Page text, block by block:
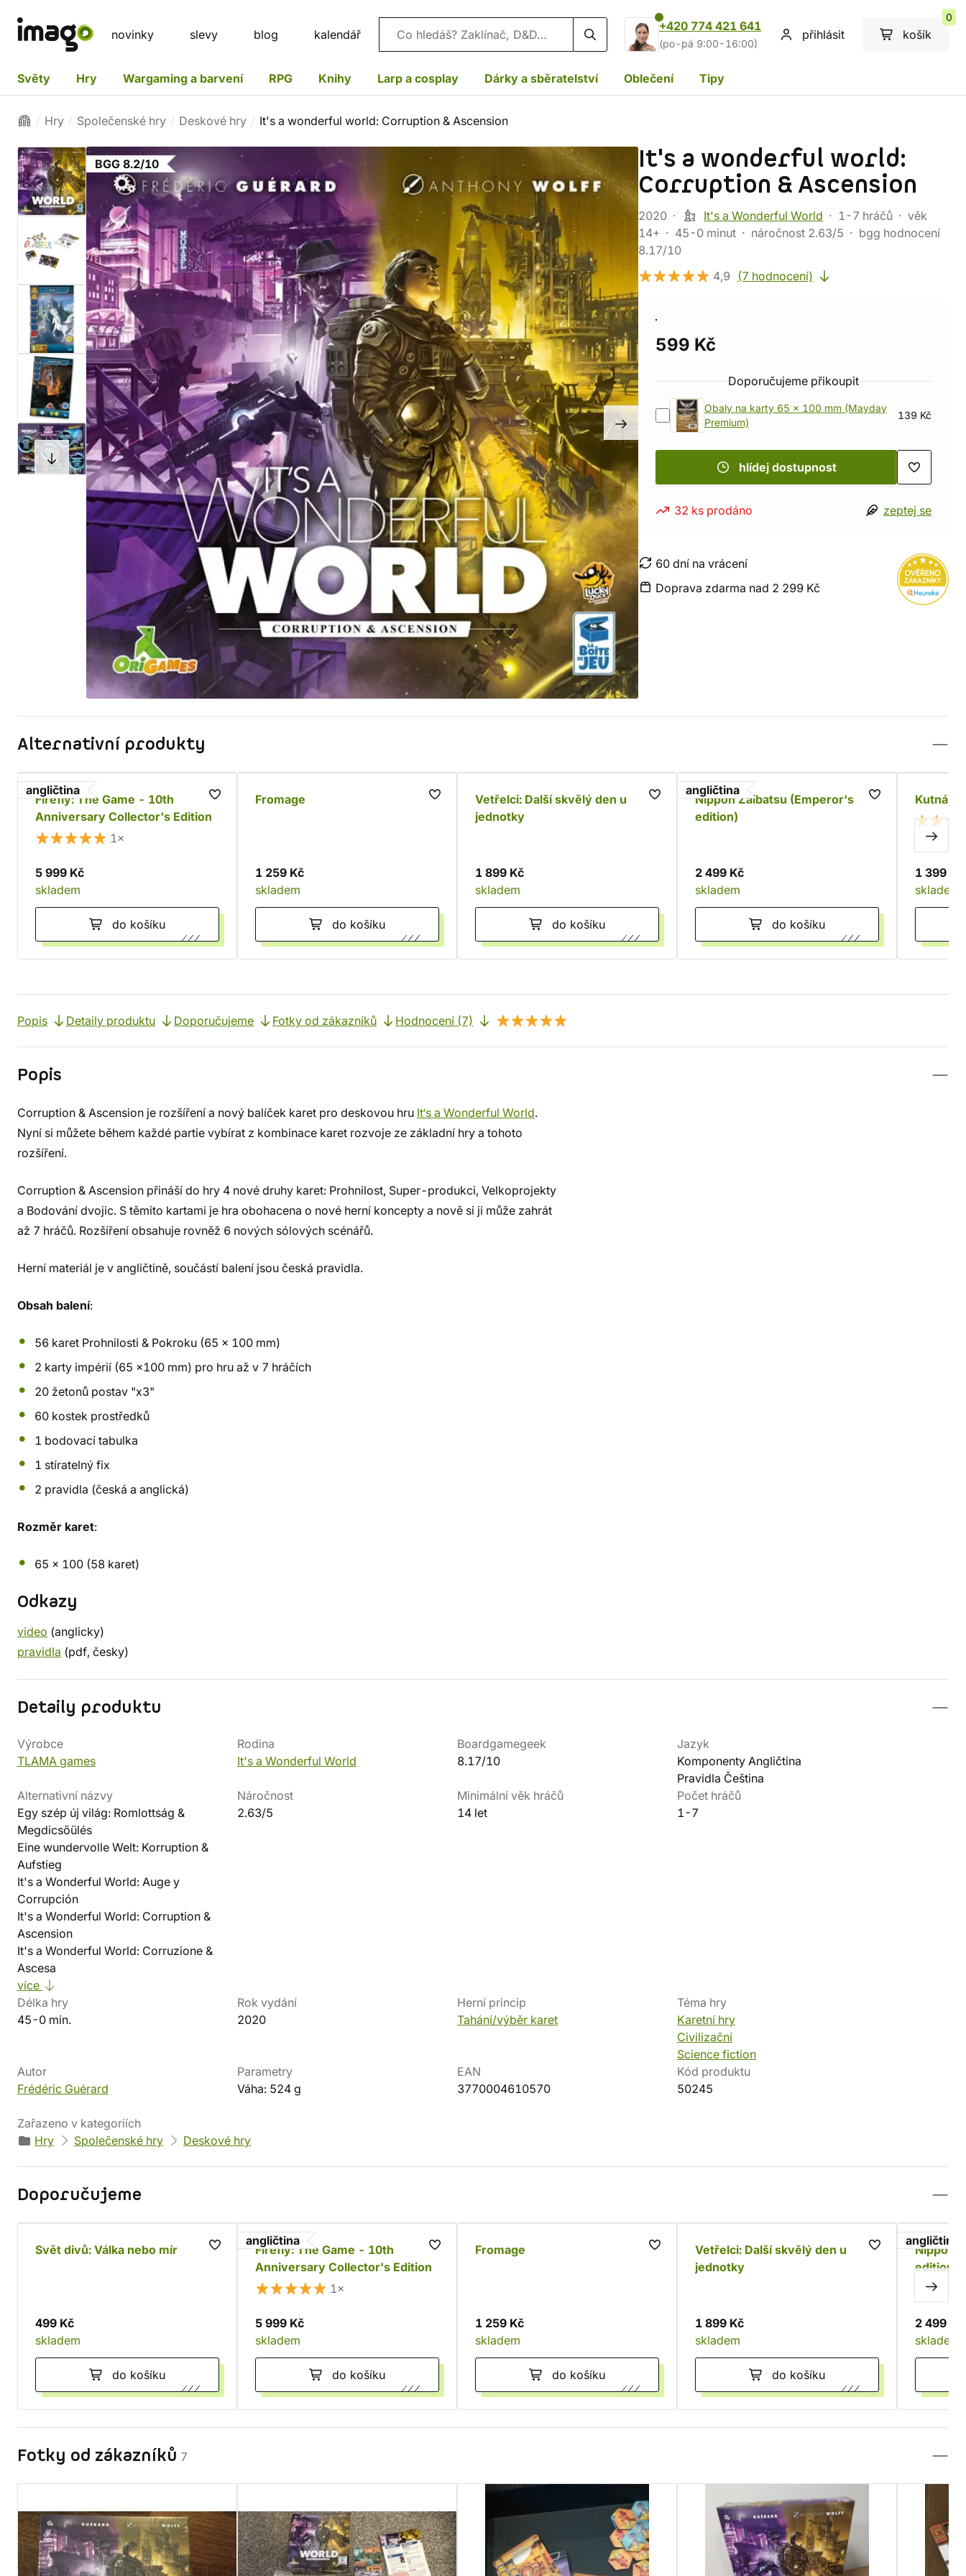
novinky slevy blog kalendář Vyhledávání
+420 774 421 641
(po-pá 9:00-16:00)
přihlásit košík
0
Světy Hry Wargaming a barvení RPG Knihy Larp a cosplay Dárky a sběratelství Oblečení Tipy
Hry Společenské hry Deskové hry It's a wonderful world: Corruption & Ascension
BGG 8.2/10
It's a wonderful world:
Corruption & Ascension
2020 It's a Wonderful World 1-7 hráčů
věk
14+
45-0 minut náročnost 2.63/5
bgg hodnocení
8.17/10
4,9 (7 hodnocení)
599 Kč
Doporučujeme přikoupit
Obaly na karty 65 x 100 mm (Mayday
Premium)
139 Kč
hlídej dostupnost
32 ks prodáno zeptej se
60 dní na vrácení
Doprava zdarma nad 2 299 Kč
Alternativní produkty
angličtina
Firefly: The Game - 10th
Anniversary Collector's Edition
1×
5 999 Kč
skladem
do košíku
Fromage
1 259 Kč
skladem
do košíku
Vetřelci: Další skvělý den u
jednotky
1 899 Kč
skladem
do košíku
angličtina
Nippon Zaibatsu (Emperor's
edition)
2 499 Kč
skladem
do košíku
Kutná
1 399 Kč
skladem
Popis Detaily produktu Doporučujeme Fotky od zákazníků Hodnocení (7)
Popis
Corruption & Ascension je rozšíření a nový balíček karet pro deskovou hru It‘s a Wonderful World.
Nyní si můžete během každé partie vybírat z kombinace karet rozvoje ze základní hry a tohoto
rozšíření.
Corruption & Ascension přináší do hry 4 nové druhy karet: Prohnilost, Super-produkci, Velkoprojekty
a Bodování dvojic. S těmito kartami je hra obohacena o nové herní koncepty a nově si ji může zahrát
až 7 hráčů. Rozšíření obsahuje rovněž 6 nových sólových scénářů.
Herní materiál je v angličtině, součástí balení jsou česká pravidla.
Obsah balení:
56 karet Prohnilosti & Pokroku (65 x 100 mm)
2 karty impérií (65 x100 mm) pro hru až v 7 hráčích
20 žetonů postav "x3"
60 kostek prostředků
1 bodovací tabulka
1 stíratelný fix
2 pravidla (česká a anglická)
Rozměr karet:
65 x 100 (58 karet)
Odkazy
video (anglicky)
pravidla (pdf, česky)
Detaily produktu
Výrobce
TLAMA games
Rodina
It's a Wonderful World
Boardgamegeek
8.17/10
Jazyk
Komponenty Angličtina
Pravidla Čeština
Alternativní názvy
Egy szép új világ: Romlottság &
Megdicsőülés
Eine wundervolle Welt: Korruption &
Aufstieg
It's a Wonderful World: Auge y
Corrupción
It's a Wonderful World: Corruption &
Ascension
It's a Wonderful World: Corruzione &
Ascesa
více
Náročnost
2.63/5
Minimální věk hráčů
14 let
Počet hráčů
1-7
Délka hry
45-0 min.
Rok vydání
2020
Herní princip
Tahání/výběr karet
Téma hry
Karetní hry
Civilizační
Science fiction
Autor
Frédéric Guérard
Parametry
Váha: 524 g
EAN
3770004610570
Kód produktu
50245
Zařazeno v kategoriích
Hry
Společenské hry Deskové hry
Doporučujeme
Svět divů: Válka nebo mír
499 Kč
skladem
do košíku
angličtina
Firefly: The Game - 10th
Anniversary Collector's Edition
1×
5 999 Kč
skladem
do košíku
Fromage
1 259 Kč
skladem
do košíku
Vetřelci: Další skvělý den u
jednotky
1 899 Kč
skladem
do košíku
angličtina
Nippon
edition)
2 499 Kč
skladem
Fotky od zákazníků 7